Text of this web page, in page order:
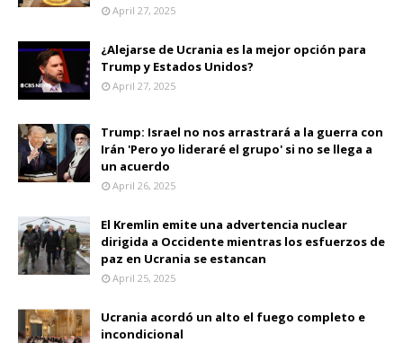
April 27, 2025
¿Alejarse de Ucrania es la mejor opción para
Trump y Estados Unidos?
April 27, 2025
Trump: Israel no nos arrastrará a la guerra con
Irán 'Pero yo lideraré el grupo' si no se llega a
un acuerdo
April 26, 2025
El Kremlin emite una advertencia nuclear
dirigida a Occidente mientras los esfuerzos de
paz en Ucrania se estancan
April 25, 2025
Ucrania acordó un alto el fuego completo e
incondicional